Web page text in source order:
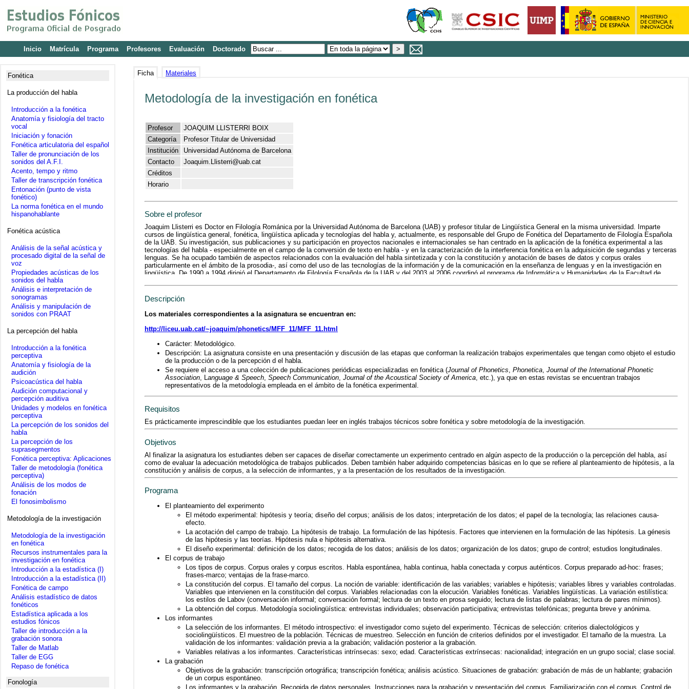
Inicio Matrícula Programa Profesores Evaluación Doctorado
Fonética
La producción del habla
Introducción a la fonética
Anatomía y fisiología del tracto
vocal
Iniciación y fonación
Fonética articulatoria del español
Taller de pronunciación de los
sonidos del A.F.I.
Acento, tempo y ritmo
Taller de transcripción fonética
Entonación (punto de vista
fonético)
La norma fonética en el mundo
hispanohablante
Fonética acústica
Análisis de la señal acústica y
procesado digital de la señal de
voz
Propiedades acústicas de los
sonidos del habla
Análisis e interpretación de
sonogramas
Análisis y manipulación de
sonidos con PRAAT
La percepción del habla
Introducción a la fonética
perceptiva
Anatomía y fisiología de la
audición
Psicoacústica del habla
Audición computacional y
percepción auditiva
Unidades y modelos en fonética
perceptiva
La percepción de los sonidos del
habla
La percepción de los
suprasegmentos
Fonética perceptiva: Aplicaciones
Taller de metodología (fonética
perceptiva)
Análisis de los modos de
fonación
El fonosimbolismo
Metodología de la investigación
Metodología de la investigación
en fonética
Recursos instrumentales para la
investigación en fonética
Introducción a la estadística (I)
Introducción a la estadística (II)
Fonética de campo
Análisis estadístico de datos
fonéticos
Estadística aplicada a los
estudios fónicos
Taller de introducción a la
grabación sonora
Taller de Matlab
Taller de EGG
Repaso de fonética
Fonología
Ficha Materiales
Metodología de la investigación en fonética
Profesor
JOAQUIM LLISTERRI BOIX
Categoría
Profesor Titular de Universidad
Institución
Universidad Autónoma de Barcelona
Contacto
Joaquim.Llisterri@uab.cat
Créditos
Horario
Sobre el profesor
Joaquim Llisterri es Doctor en Filología Románica por la Universidad Autónoma de Barcelona (UAB) y profesor titular de Lingüística General en la misma universidad. Imparte
cursos de lingüística general, fonética, lingüística aplicada y tecnologías del habla y, actualmente, es responsable del Grupo de Fonética del Departamento de Filología Española
de la UAB. Su investigación, sus publicaciones y su participación en proyectos nacionales e internacionales se han centrado en la aplicación de la fonética experimental a las
tecnologías del habla - especialmente en el campo de la conversión de texto en habla - y en la caracterización de la interferencia fonética en la adquisición de segundas y terceras
lenguas. Se ha ocupado también de aspectos relacionados con la evaluación del habla sintetizada y con la constitución y anotación de bases de datos y corpus orales
particularmente en el ámbito de la prosodia-, así como del uso de las tecnologías de la información y de la comunicación en la enseñanza de lenguas y en la investigación en
lingüística. De 1990 a 1994 dirigió el Departamento de Filología Española de la UAB y del 2003 al 2006 coordinó el programa de Informática y Humanidades de la Facultad de
1999 ocupó el cargo de Subdirector Académico del Instituto Cervantes, donde también fue responsable de las actividades del Observatorio Español de Industrias de la Lengua. Del
2003 al 2005 dirigió el Curso de Tecnologías Lingüísticas de la Fundación Duques de Soria.
Descripción
Los materiales correspondientes a la asignatura se encuentran en:
http://liceu.uab.cat/~joaquim/phonetics/MFF_11/MFF_11.html
Carácter: Metodológico.
Descripción: La asignatura consiste en una presentación y discusión de las etapas que conforman la realización trabajos experimentales que tengan como objeto el estudio
de la producción o de la percepción d el habla.
Se requiere el acceso a una colección de publicaciones periódicas especializadas en fonética (Journal of Phonetics Phonetica Journal of the International Phonetic
Association , L anguage & Speech Speech Communication Journal of the Acoustical Society of America , etc.), ya que en estas revistas se encuentran trabajos
representativos de la metodología empleada en el ámbito de la fonética experimental.
Requisitos
Es prácticamente imprescindible que los estudiantes puedan leer en inglés trabajos técnicos sobre fonética y sobre metodología de la investigación.
Objetivos
Al finalizar la asignatura los estudiantes deben ser capaces de diseñar correctamente un experimento centrado en algún aspecto de la producción o la percepción del habla, así
como de evaluar la adecuación metodológica de trabajos publicados. Deben también haber adquirido competencias básicas en lo que se refiere al planteamiento de hipótesis, a la
constitución y análisis de corpus, a la selección de informantes, y a la presentación de los resultados de la investigación.
Programa
El planteamiento del experimento
El método experimental: hipótesis y teoría; diseño del corpus; análisis de los datos; interpretación de los datos; el papel de la tecnología; las relaciones causa-
efecto.
La acotación del campo de trabajo. La hipótesis de trabajo. La formulación de las hipótesis. Factores que intervienen en la formulación de las hipótesis. La génesis
de las hipótesis y las teorías. Hipótesis nula e hipótesis alternativa.
El diseño experimental: definición de los datos; recogida de los datos; análisis de los datos; organización de los datos; grupo de control; estudios longitudinales.
El corpus de trabajo
Los tipos de corpus. Corpus orales y corpus escritos. Habla espontánea, habla continua, habla conectada y corpus auténticos. Corpus preparado ad-hoc: frases;
frases-marco; ventajas de la frase-marco.
La constitución del corpus. El tamaño del corpus. La noción de variable: identificación de las variables; variables e hipótesis; variables libres y variables controladas.
Variables que intervienen en la constitución del corpus. Variables relacionadas con la elocución. Variables fonéticas. Variables lingüísticas. La variación estilística:
los estilos de Labov (conversación informal; conversación formal; lectura de un texto en prosa seguido; lectura de listas de palabras; lectura de pares mínimos).
La obtención del corpus. Metodología sociolingüística: entrevistas individuales; observación participativa; entrevistas telefónicas; pregunta breve y anónima.
Los informantes
La selección de los informantes. El método introspectivo: el investigador como sujeto del experimento. Técnicas de selección: criterios dialectológicos y
sociolingüísticos. El muestreo de la población. Técnicas de muestreo. Selección en función de criterios definidos por el investigador. El tamaño de la muestra. La
validación de los informantes: validación previa a la grabación; validación posterior a la grabación.
Variables relativas a los informantes. Características intrínsecas: sexo; edad. Características extrínsecas: nacionalidad; integración en un grupo social; clase social.
La grabación
Objetivos de la grabación: transcripción ortográfica; transcripción fonética; análisis acústico. Situaciones de grabación: grabación de más de un hablante; grabación
de un corpus espontáneo.
Los informantes y la grabación. Recogida de datos personales. Instrucciones para la grabación y presentación del corpus. Familiarización con el corpus. Control de